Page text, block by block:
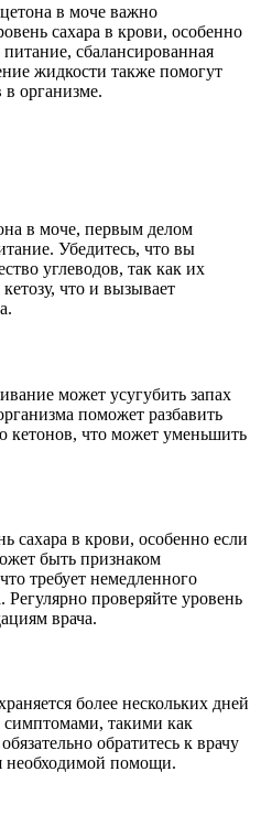
в моче важно
сахара в крови, особенно
питание, сбалансированная
жидкости также помогут
в организме.
в моче, первым делом
Убедитесь, что вы
углеводов, так как их
что и вызывает
может усугубить запах
поможет разбавить
кетонов, что может уменьшить
сахара в крови, особенно если
быть признаком
требует немедленного
проверяйте уровень
врача.
более нескольких дней
такими как
обратитесь к врачу
необходимой помощи.